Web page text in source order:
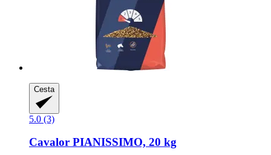
Cesta
5.0 (3)
Cavalor PIANISSIMO, 20 kg